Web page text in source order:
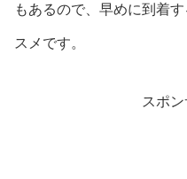
もあるので、早めに到着
スメです。
スポ